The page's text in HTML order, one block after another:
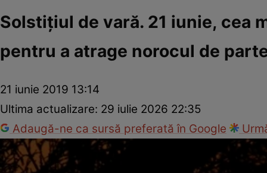
Solstiţiul de vară. 21 iunie, cea
pentru a atrage norocul de
21 iunie 2019 13:14
Ultima actualizare: 29 iulie 2026 22:35
Adaugă-ne ca sursă preferată în Google